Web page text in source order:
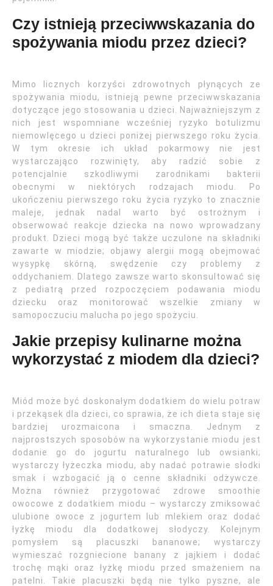
Czy istnieją przeciwwskazania do
spożywania miodu przez dzieci?
Mimo licznych korzyści zdrowotnych płynących ze
spożywania miodu, istnieją pewne przeciwwskazania
dotyczące jego stosowania u dzieci. Najważniejszym z
nich jest wspomniane wcześniej ryzyko botulizmu
niemowlęcego u dzieci poniżej pierwszego roku życia.
W tym okresie ich układ pokarmowy nie jest
wystarczająco rozwinięty, aby radzić sobie z
potencjalnie szkodliwymi zarodnikami bakterii
obecnymi w niektórych rodzajach miodu. Po
ukończeniu pierwszego roku życia ryzyko to znacznie
maleje, jednak nadal warto być ostrożnym i
obserwować reakcje dziecka na nowo wprowadzany
produkt. Dzieci mogą być także uczulone na składniki
zawarte w miodzie; objawy alergii mogą obejmować
wysypkę skórną, swędzenie czy problemy z
oddychaniem. Dlatego zawsze warto skonsultować się
z pediatrą przed rozpoczęciem podawania miodu
dziecku oraz monitorować wszelkie zmiany w
samopoczuciu malucha po jego spożyciu.
Jakie przepisy kulinarne można
wykorzystać z miodem dla dzieci?
Miód może być doskonałym dodatkiem do wielu potraw
i przekąsek dla dzieci, co sprawia, że ich dieta staje się
bardziej urozmaicona i smaczna. Jednym z
najprostszych sposobów na wykorzystanie miodu jest
dodanie go do jogurtu naturalnego lub owsianki;
wystarczy łyżeczka miodu, aby nadać potrawie słodki
smak i wzbogacić ją o cenne składniki odżywcze.
Można również przygotować zdrowe smoothie
owocowe z dodatkiem miodu – wystarczy zmiksować
ulubione owoce z jogurtem lub mlekiem oraz dodać
łyżkę miodu dla dodatkowej słodyczy. Kolejnym
pomysłem są placuszki bananowe; wystarczy
wymieszać rozgniecione banany z jajkiem i dodać
trochę mąki oraz łyżkę miodu przed smażeniem na
patelni. Takie placuszki będą nie tylko pyszne, ale